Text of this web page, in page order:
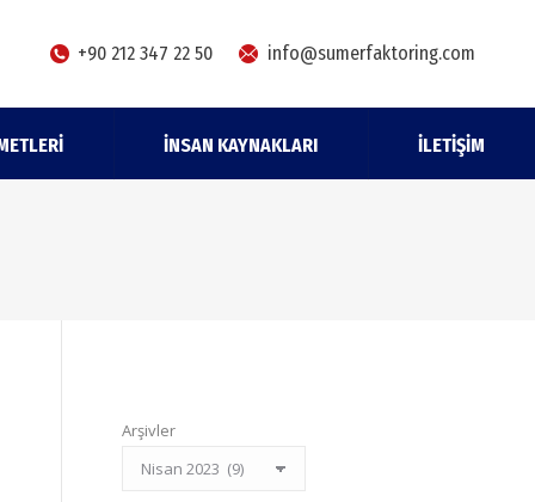
+90 212 347 22 50 info@sumerfaktoring.com
İNSAN KAYNAKLARI İLETIŞIM
Arşivler